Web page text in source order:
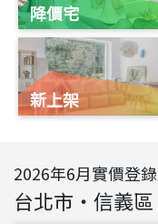
降價宅
新上架
2026年6月實價登錄
台北市 ・ 信義區